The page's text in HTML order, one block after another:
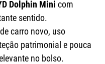
Dolphin Mini com
sentido.
carro novo, uso
patrimonial e pouca
no bolso.